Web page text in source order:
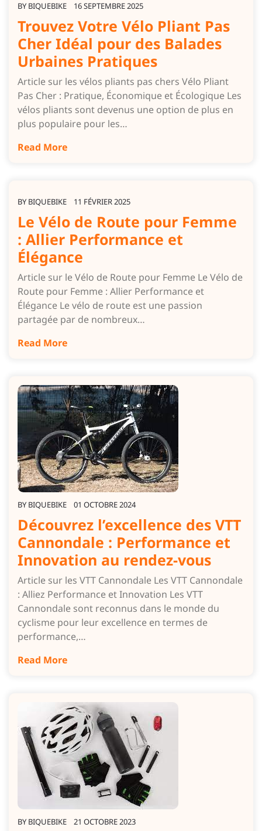
BY BIQUEBIKE 16 SEPTEMBRE 2025
Trouvez Votre Vélo Pliant Pas
Cher Idéal pour des Balades
Urbaines Pratiques
Article sur les vélos pliants pas chers Vélo Pliant
Pas Cher : Pratique, Économique et Écologique Les
vélos pliants sont devenus une option de plus en
plus populaire pour les…
Read More
BY BIQUEBIKE 11 FÉVRIER 2025
Le Vélo de Route pour Femme
: Allier Performance et
Élégance
Article sur le Vélo de Route pour Femme Le Vélo de
Route pour Femme : Allier Performance et
Élégance Le vélo de route est une passion
partagée par de nombreux…
Read More
BY BIQUEBIKE 01 OCTOBRE 2024
Découvrez l’excellence des VTT
Cannondale : Performance et
Innovation au rendez-vous
Article sur les VTT Cannondale Les VTT Cannondale
: Alliez Performance et Innovation Les VTT
Cannondale sont reconnus dans le monde du
cyclisme pour leur excellence en termes de
performance,…
Read More
BY BIQUEBIKE 21 OCTOBRE 2023